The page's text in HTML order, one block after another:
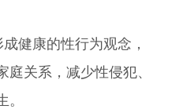
健康的性行为观念，
关系，减少性侵犯、